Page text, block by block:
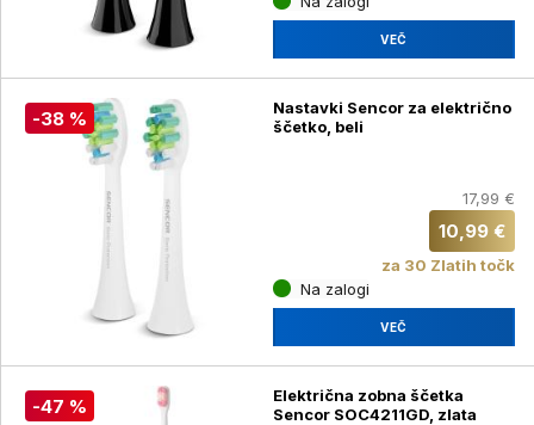
VEČ
-38 %
Nastavki Sencor za električno
ščetko, beli
17,99 €
10,99 €
za 30 Zlatih točk
Na zalogi
VEČ
-47 %
Električna zobna ščetka
Sencor SOC4211GD, zlata